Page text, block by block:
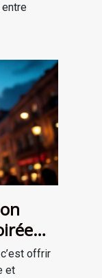
offrir
et